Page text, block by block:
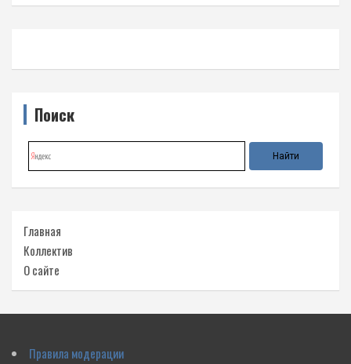
Поиск
Главная
Коллектив
О сайте
Правила модерации